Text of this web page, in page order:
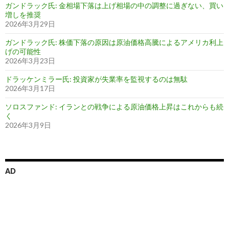
ガンドラック氏: 金相場下落は上げ相場の中の調整に過ぎない、買い
増しを推奨
2026年3月29日
ガンドラック氏: 株価下落の原因は原油価格高騰によるアメリカ利上
げの可能性
2026年3月23日
ドラッケンミラー氏: 投資家が失業率を監視するのは無駄
2026年3月17日
ソロスファンド: イランとの戦争による原油価格上昇はこれからも続
く
2026年3月9日
AD